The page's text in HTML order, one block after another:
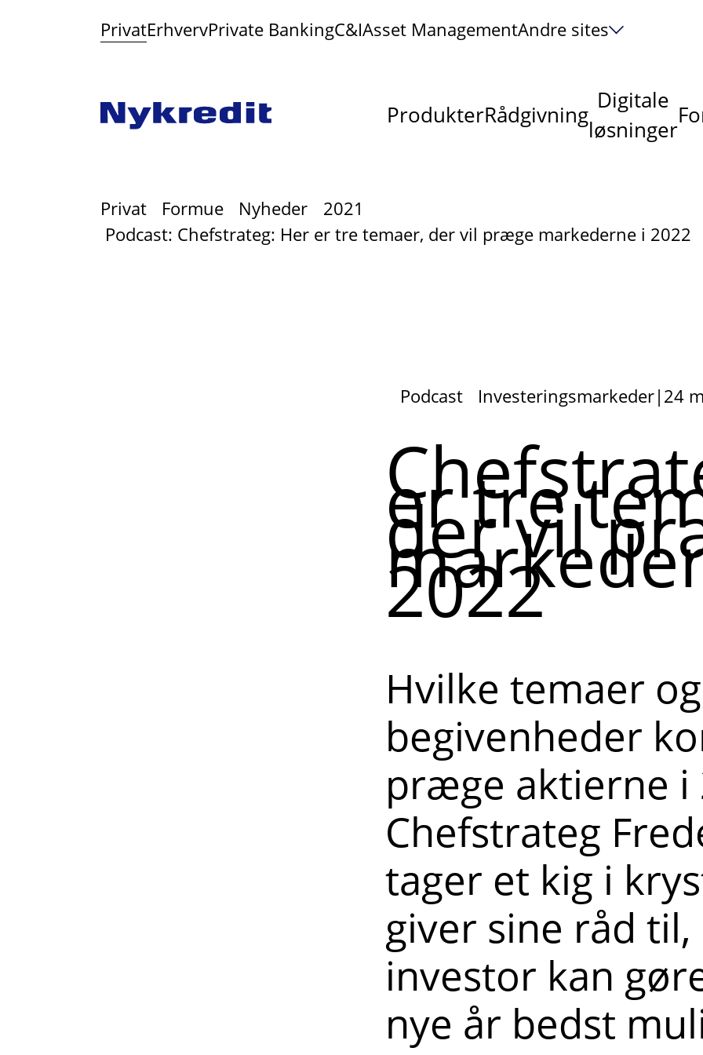
PrivatErhvervPrivate BankingC&IAsset ManagementAndre sites
ProdukterRådgivning
Digitale
løsninger
Privat Formue Nyheder
2021
Podcast: Chefstrateg: Her er tre temaer, der vil præge markederne i 2022
Podcast Investeringsmarkeder|24
er tre
der vil
2022
Hvilke temaer og
begivenheder
præge aktierne i
Chefstrateg
tager et kig i
giver sine råd
investor kan
nye år bedst